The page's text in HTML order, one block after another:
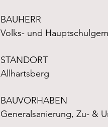
BAUHERR
Volks- und
STANDORT
Allhartsberg
BAUVORHABEN
Generalsanierung, Zu- &